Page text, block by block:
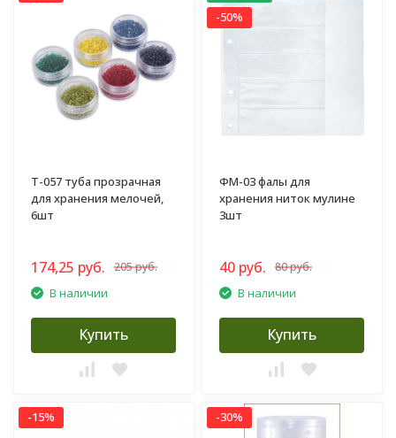
T-057 туба прозрачная
для хранения мелочей,
6шт
174,25 руб. 205 руб.
В наличии
Купить
-50%
ФМ-03 фалы для
хранения ниток мулине
3шт
40 руб. 80 руб.
В наличии
Купить
-15% -30%